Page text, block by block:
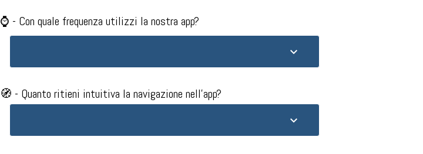
⌚ - Con quale frequenza utilizzi la nostra app?​
🧭 - Quanto ritieni intuitiva la navigazione nell'app?​